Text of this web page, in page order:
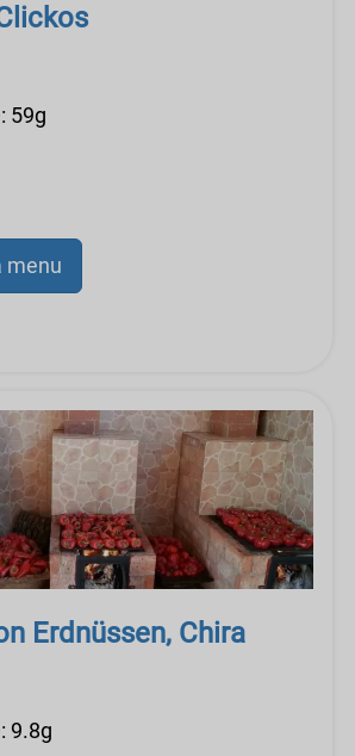
59g
menu
Erdnüssen, Chira
9.8g